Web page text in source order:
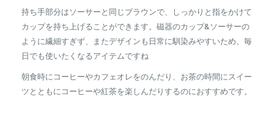
持ち手部分はソーサーと同じブラウンで、しっかりと指をかけて
カップを持ち上げることができます。磁器のカップ&ソーサーの
ように繊細すぎず、またデザインも日常に馴染みやすいため、毎
日でも使いたくなるアイテムですね
朝食時にコーヒーやカフェオレをのんだり、お茶の時間にスイー
ツとともにコーヒーや紅茶を楽しんだりするのにおすすめです。